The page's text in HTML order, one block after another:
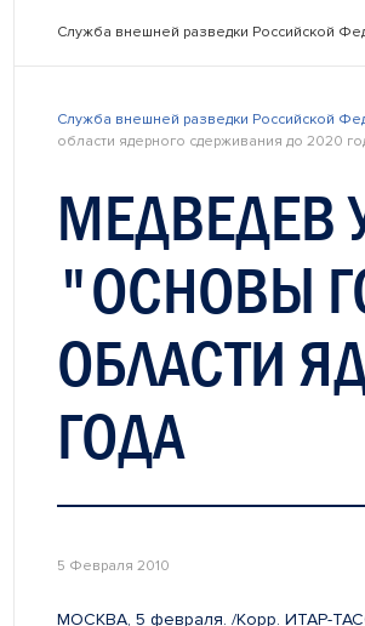
Служба внешней разведки Российской
Служба внешней разведки Российской
области ядерного сдерживания до 2020
МЕДВЕДЕВ
"ОСНОВЫ
ОБЛАСТИ
ГОДА
5 Февраля 2010
МОСКВА, 5 февраля. /Корр. ИТАР-